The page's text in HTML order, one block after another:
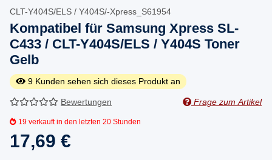
CLT-Y404S/ELS / Y404S/-Xpress_S61954
Kompatibel für Samsung Xpress SL-
C433 / CLT-Y404S/ELS / Y404S Toner
Gelb
9 Kunden sehen sich dieses Produkt an
Bewertungen Frage zum Artikel
19 verkauft in den letzten 20 Stunden
17,69 €